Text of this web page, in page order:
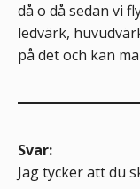
då o då sedan vi
ledvärk,
på det och kan
Svar:
Jag tycker att du